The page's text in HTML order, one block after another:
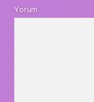
Yorum